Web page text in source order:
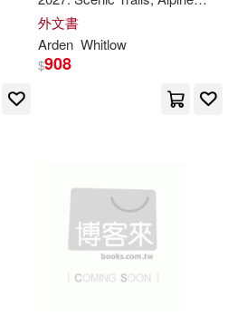
Peaks, Mountain Huts and
Outdoor Adventures in the
Japanese Alps
外文書
Arden Whitlow
$908